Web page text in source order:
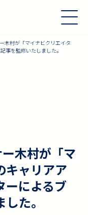
木村が「マイナビクリエイタ
事を監修いたしました。
木村が「マ
キャリアア
ーによるブ
た。